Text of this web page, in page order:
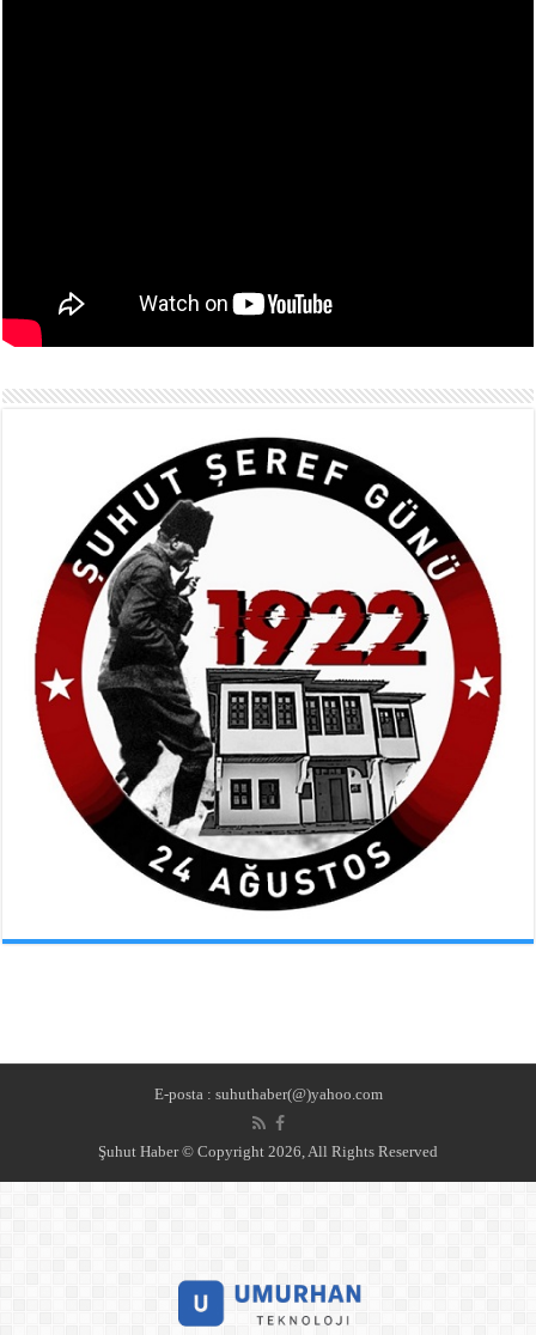
E-posta : suhuthaber(@)yahoo.com
Şuhut Haber © Copyright 2026, All Rights Reserved